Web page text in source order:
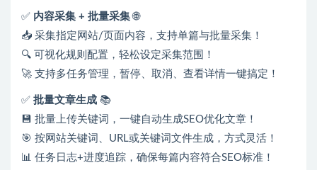
✅ 内容采集 + 批量采集🌐
📥 采集指定网站/页面内容，支持单篇与批量采集！
🔍 可视化规则配置，轻松设定采集范围！
🚀 支持多任务管理，暂停、取消、查看详情一键搞定！
✅ 批量文章生成 📚
💾 批量上传关键词，一键自动生成SEO优化文章！
🎯 按网站关键词、URL或关键词文件生成，方式灵活！
📊 任务日志+进度追踪，确保每篇内容符合SEO标准！